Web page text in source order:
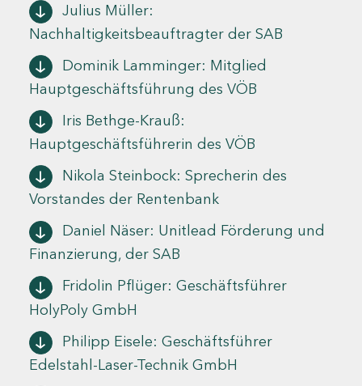
Julius Müller:
Nachhaltigkeitsbeauftragter der SAB
Dominik Lamminger: Mitglied
Hauptgeschäftsführung des VÖB
Iris Bethge-Krauß:
Hauptgeschäftsführerin des VÖB
Nikola Steinbock: Sprecherin des
Vorstandes der Rentenbank
Daniel Näser: Unitlead Förderung und
Finanzierung, der SAB
Fridolin Pflüger: Geschäftsführer
HolyPoly GmbH
Philipp Eisele: Geschäftsführer
Edelstahl-Laser-Technik GmbH